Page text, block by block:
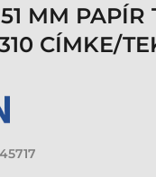
MM PAPÍR
CÍMKE/